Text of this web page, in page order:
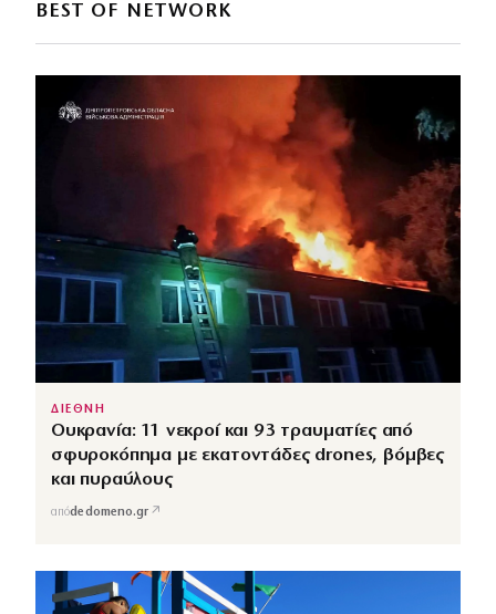
BEST OF NETWORK
ΔΙΕΘΝΗ
Ουκρανία: 11 νεκροί και 93 τραυματίες από
σφυροκόπημα με εκατοντάδες drones, βόμβες
και πυραύλους
απόdedomeno.gr ↗